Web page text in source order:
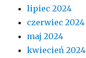
lipiec 2024
czerwiec 2024
maj 2024
kwiecień 2024